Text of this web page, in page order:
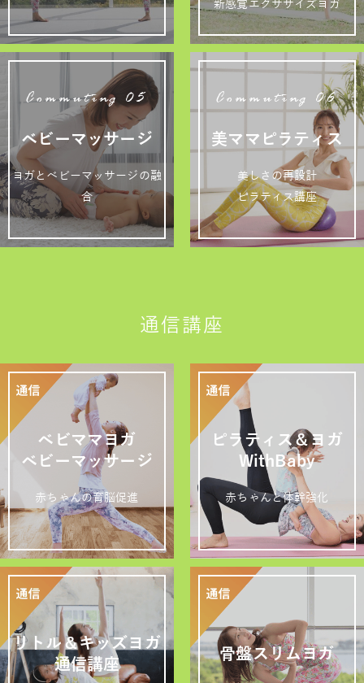
新感覚エクササイズヨガ
Commuting 05
ベビーマッサージ
ヨガとベビーマッサージの融
合
Commuting 06
美ママピラティス
美しさの再設計
ピラティス講座
通信講座
ベビママヨガ
ベビーマッサージ
赤ちゃんの育脳促進
ピラティス＆ヨガ
WithBaby
赤ちゃんと体幹強化
リトル＆キッズヨガ
通信講座
骨盤スリムヨガ